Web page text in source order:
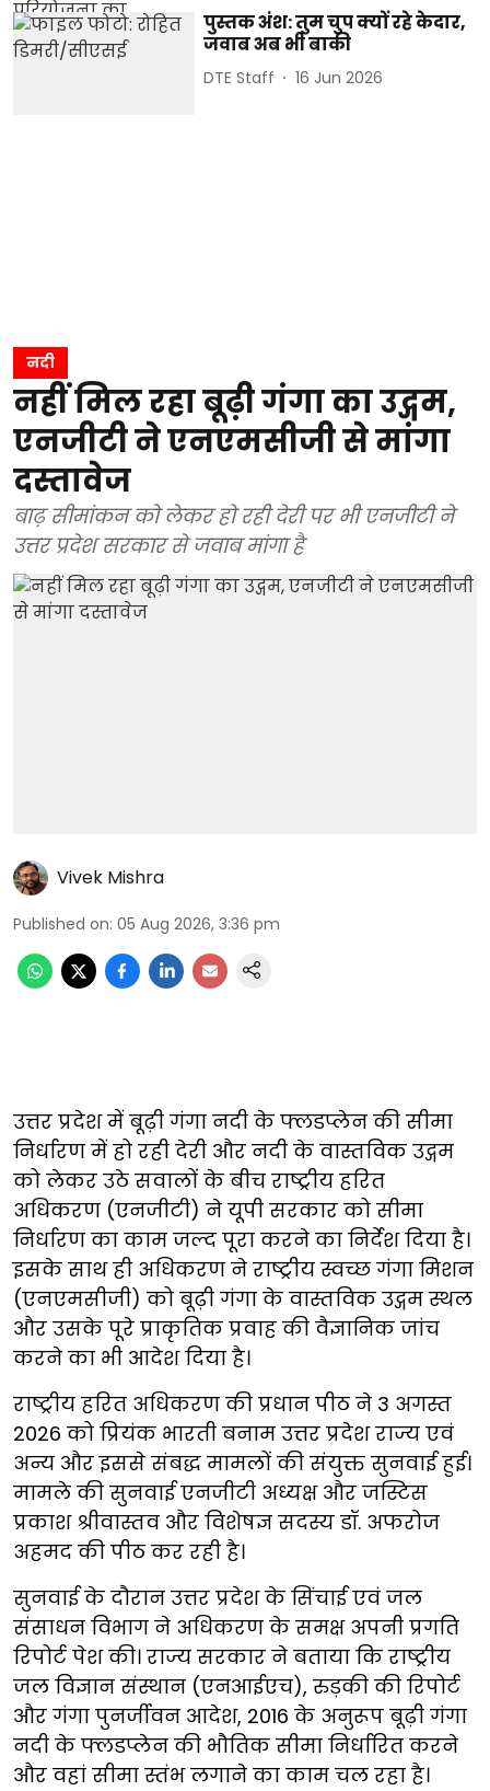
पुस्तक अंश: तुम चुप क्यों रहे केदार,
जवाब अब भी बाकी
DTE Staff 16 Jun 2026
नदी
नहीं मिल रहा बूढ़ी गंगा का उद्गम,
एनजीटी ने एनएमसीजी से मांगा
दस्तावेज
बाढ़ सीमांकन को लेकर हो रही देरी पर भी एनजीटी ने
उत्तर प्रदेश सरकार से जवाब मांगा है
Vivek Mishra
Published on: 05 Aug 2026, 3:36 pm
उत्तर प्रदेश में बूढ़ी गंगा नदी के फ्लडप्लेन की सीमा
निर्धारण में हो रही देरी और नदी के वास्तविक उद्गम
को लेकर उठे सवालों के बीच राष्ट्रीय हरित
अधिकरण (एनजीटी) ने यूपी सरकार को सीमा
निर्धारण का काम जल्द पूरा करने का निर्देश दिया है।
इसके साथ ही अधिकरण ने राष्ट्रीय स्वच्छ गंगा मिशन
(एनएमसीजी) को बूढ़ी गंगा के वास्तविक उद्गम स्थल
और उसके पूरे प्राकृतिक प्रवाह की वैज्ञानिक जांच
करने का भी आदेश दिया है।
राष्ट्रीय हरित अधिकरण की प्रधान पीठ ने 3 अगस्त
2026 को प्रियंक भारती बनाम उत्तर प्रदेश राज्य एवं
अन्य और इससे संबद्ध मामलों की संयुक्त सुनवाई हुई।
मामले की सुनवाई एनजीटी अध्यक्ष और जस्टिस
प्रकाश श्रीवास्तव और विशेषज्ञ सदस्य डॉ. अफरोज
अहमद की पीठ कर रही है।
सुनवाई के दौरान उत्तर प्रदेश के सिंचाई एवं जल
संसाधन विभाग ने अधिकरण के समक्ष अपनी प्रगति
रिपोर्ट पेश की। राज्य सरकार ने बताया कि राष्ट्रीय
जल विज्ञान संस्थान (एनआईएच), रुड़की की रिपोर्ट
और गंगा पुनर्जीवन आदेश, 2016 के अनुरूप बूढ़ी गंगा
नदी के फ्लडप्लेन की भौतिक सीमा निर्धारित करने
और वहां सीमा स्तंभ लगाने का काम चल रहा है।